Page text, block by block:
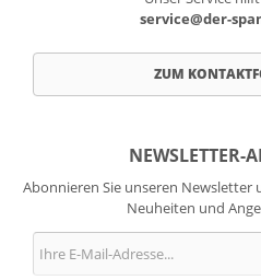
service@der-
ZUM
NEWSLETTER-
Abonnieren Sie unseren
Neuheiten und